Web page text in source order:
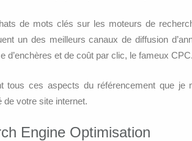
de mots clés sur les moteurs de
un des meilleurs canaux de diffusion
d’enchères et de coût par clic, le fameux CPC.
tous ces aspects du référencement que je
de votre site internet.
Engine Optimisation